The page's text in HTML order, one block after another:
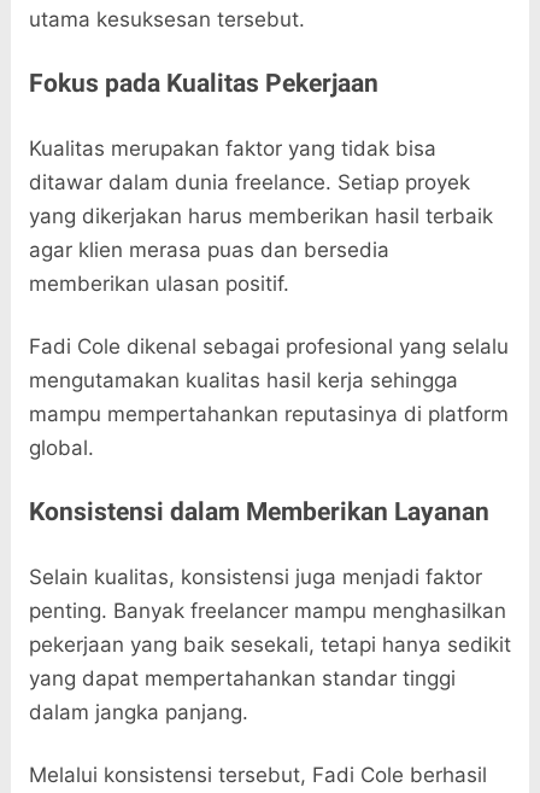
utama kesuksesan tersebut.
Fokus pada Kualitas Pekerjaan
Kualitas merupakan faktor yang tidak bisa
ditawar dalam dunia freelance. Setiap proyek
yang dikerjakan harus memberikan hasil terbaik
agar klien merasa puas dan bersedia
memberikan ulasan positif.
Fadi Cole dikenal sebagai profesional yang selalu
mengutamakan kualitas hasil kerja sehingga
mampu mempertahankan reputasinya di platform
global.
Konsistensi dalam Memberikan Layanan
Selain kualitas, konsistensi juga menjadi faktor
penting. Banyak freelancer mampu menghasilkan
pekerjaan yang baik sesekali, tetapi hanya sedikit
yang dapat mempertahankan standar tinggi
dalam jangka panjang.
Melalui konsistensi tersebut, Fadi Cole berhasil